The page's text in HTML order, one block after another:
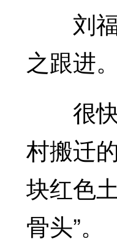
刘福
之跟进。
很快
村搬迁
块红色
骨头”。